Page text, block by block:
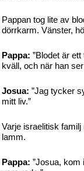
Pappan tog lite av
dörrkarm. Vänster,
Pappa: ”Blodet är
kväll, och när han
Josua: ”Jag tycker
mitt liv.”
Varje israelitisk
lamm.
Pappa: ”Josua, kom